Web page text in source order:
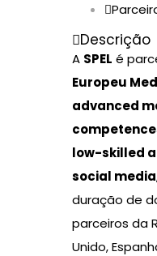
Descrição
A SPEL é
Europeu
advanced
low-skilled
social media
duração de
parceiros da
Unido,